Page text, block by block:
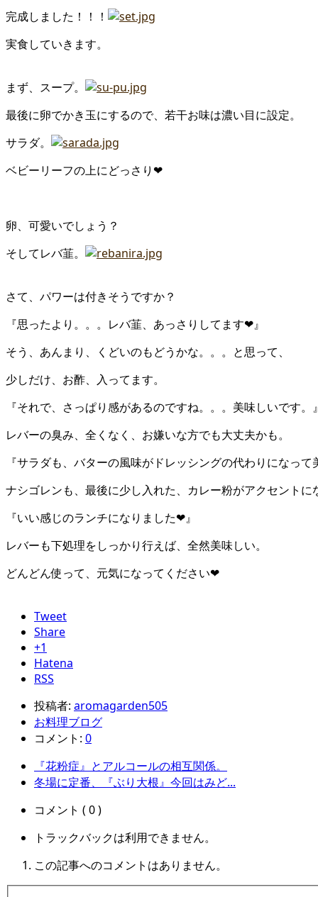
完成しました！！！
実食していきます。
まず、スープ。
最後に卵でかき玉にするので、若干お味は濃い目に設定。
サラダ。
ベビーリーフの上にどっさり❤
卵、可愛いでしょう？
そしてレバ韮。
さて、パワーは付きそうですか？
『思ったより。。。レバ韮、あっさりしてます❤』
そう、あんまり、くどいのもどうかな。。。と思って、
少しだけ、お酢、入ってます。
『それで、さっぱり感があるのですね。。。美味しいです。』
レバーの臭み、全くなく、お嫌いな方でも大丈夫かも。
『サラダも、バターの風味がドレッシングの代わりになって
ナシゴレンも、最後に少し入れた、カレー粉がアクセントに
『いい感じのランチになりました❤』
レバーも下処理をしっかり行えば、全然美味しい。
どんどん使って、元気になってください❤
Tweet
Share
+1
Hatena
RSS
投稿者: aromagarden505
お料理ブログ
コメント: 0
『花粉症』とアルコールの相互関係。
冬場に定番、『ぶり大根』今回はみど...
コメント ( 0 )
トラックバックは利用できません。
この記事へのコメントはありません。